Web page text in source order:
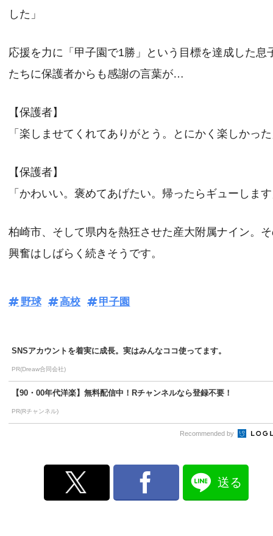
した」
応援を力に「甲子園で1勝」という目標を達成した息
たちに保護者からも感謝の言葉が…
【保護者】
「楽しませてくれてありがとう。とにかく楽しかっ
【保護者】
「かわいい。褒めてあげたい。帰ったらギューしま
柏崎市、そして県内を熱狂させた産大附属ナイン。
興奮はしばらく続きそうです。
野球 高校 甲子園
SNSアカウントを着実に成長。実はみんなココ使ってます。
PR(Dreaw合同会社)
【90・00年代洋楽】無料配信中！Rチャンネルなら登録不要！
PR(Rチャンネル)
Recommended by
送る